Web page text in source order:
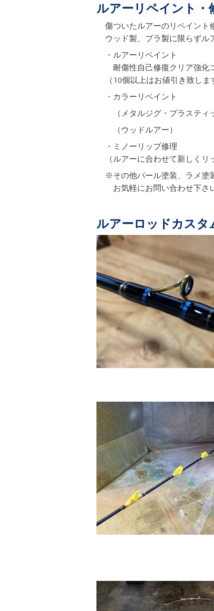
ルアーリペイント・
傷ついたルアーのリペイント
ウッド製、プラ製に限らずル
・ルアーリペイント
耐傷性自己修復クリ
（10個以上はお値引き致しま
・カラーリペイント
（メタルジグ・プラステ
（ウッドル
・ミノーリ
（ルアーに合わせて新しくリ
※その他パール塗装、ラメ塗
お気軽にお問い合わせ下さ
ルアーロッドカスタ